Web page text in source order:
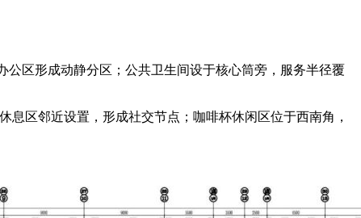
公区形成动静分区；公共卫生间设于核心筒旁，服务半径覆
区邻近设置，形成社交节点；咖啡杯休闲区位于西南角，